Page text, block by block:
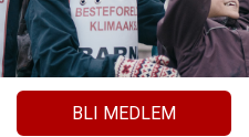
BLI MEDLEM